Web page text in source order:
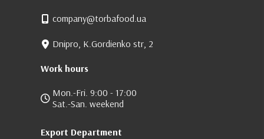
company@torbafood.ua
Dnipro, K.Gordienko str, 2
Work hours
Mon.-Fri. 9:00 - 17:00
Sat.-San. weekend
Export Department